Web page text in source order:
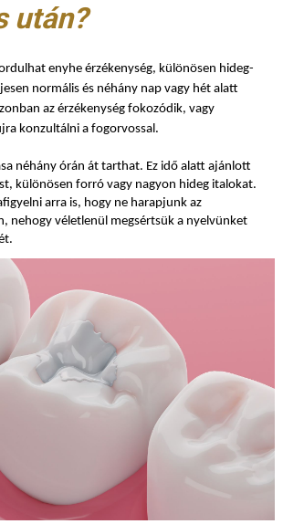
után?
enyhe érzékenység, különösen hideg-
normális és néhány nap vagy hét alatt
az érzékenység fokozódik, vagy
konzultálni a fogorvossal.
néhány órán át tarthat. Ez idő alatt ajánlott
különösen forró vagy nagyon hideg italokat.
arra is, hogy ne harapjunk az
nehogy véletlenül megsértsük a nyelvünket